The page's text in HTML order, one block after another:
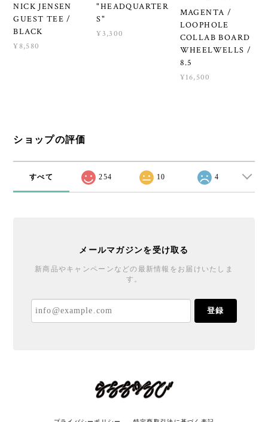
NICK JENSEN
GUEST TEE /
BLACK
¥8,580
"HEADQUARTER
S"
¥3,300
MAGENTA /
LOOPHOLE
COLLAB BOARD
WHEELWELLS /
8.5
¥16,500
ショップの評価
すべて 254 10 4
メールマガジンを受け取る
新商品やキャンペーンなどの最新情報をお届けいたしま
す。
登録